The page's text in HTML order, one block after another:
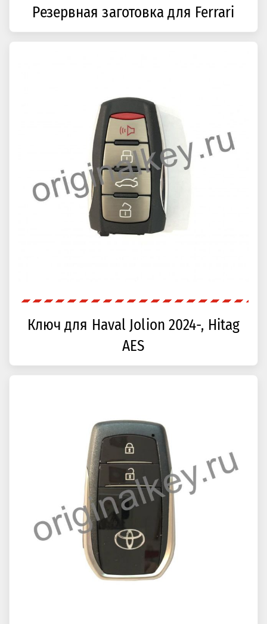
Резервная заготовка для Ferrari
Ключ для Haval Jolion 2024-, Hitag
AES